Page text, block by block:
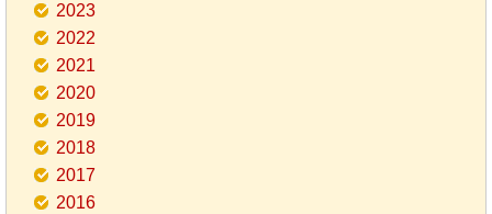
2023
2022
2021
2020
2019
2018
2017
2016